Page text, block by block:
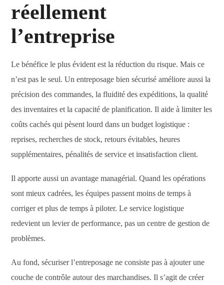
réellement
l’entreprise
Le bénéfice le plus évident est la réduction du risque. Mais ce
n’est pas le seul. Un entreposage bien sécurisé améliore aussi la
précision des commandes, la fluidité des expéditions, la qualité
des inventaires et la capacité de planification. Il aide à limiter les
coûts cachés qui pèsent lourd dans un budget logistique :
reprises, recherches de stock, retours évitables, heures
supplémentaires, pénalités de service et insatisfaction client.
Il apporte aussi un avantage managérial. Quand les opérations
sont mieux cadrées, les équipes passent moins de temps à
corriger et plus de temps à piloter. Le service logistique
redevient un levier de performance, pas un centre de gestion de
problèmes.
Au fond, sécuriser l’entreposage ne consiste pas à ajouter une
couche de contrôle autour des marchandises. Il s’agit de créer